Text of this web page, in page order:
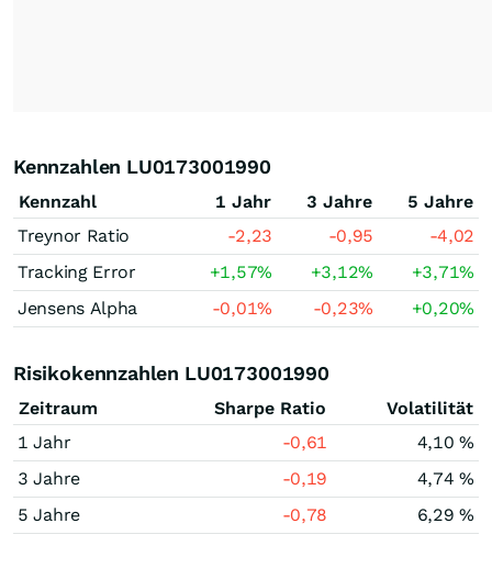
Kennzahlen LU0173001990
Kennzahl 1 Jahr 3 Jahre
5 Jahre
Treynor Ratio
-2,23 -0,95
-4,02
Tracking Error
+1,57% +3,12% +3,71%
Jensens Alpha
-0,01% -0,23% +0,20%
Risikokennzahlen LU0173001990
Zeitraum Sharpe Ratio
Volatilität
1 Jahr
-0,61
4,10 %
3 Jahre
-0,19
4,74 %
5 Jahre
-0,78 6,29 %